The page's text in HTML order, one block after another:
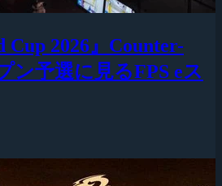
Cup 2026』Counter-
ン予選に見るFPS eス